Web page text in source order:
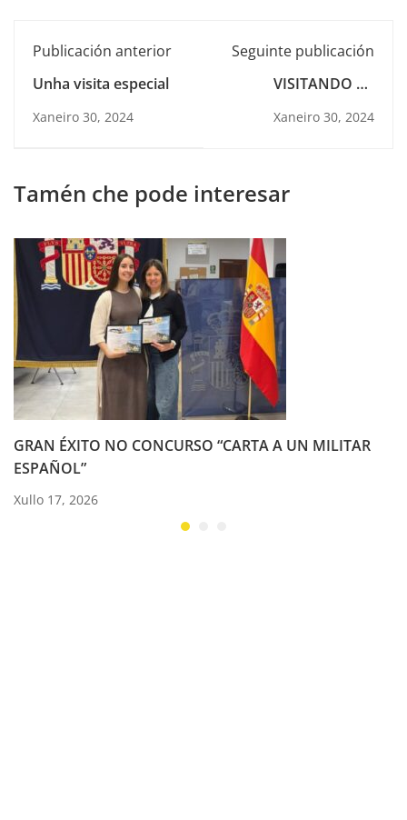
Publicación anterior
Unha visita especial
Xaneiro 30, 2024
Seguinte publicación
VISITANDO LA
FACULTAD DE
GEOGRAFÍA E
Xaneiro 30, 2024
Tamén che pode interesar
GRAN ÉXITO NO CONCURSO “CARTA A UN MILITAR
ESPAÑOL”
Xullo 17, 2026